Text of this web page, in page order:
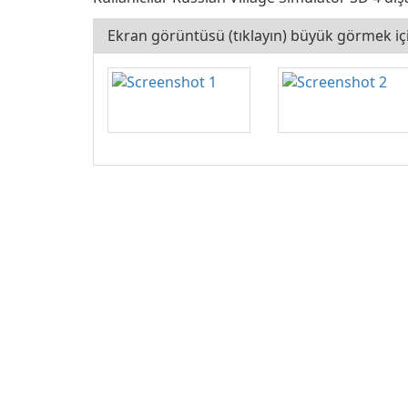
Ekran görüntüsü (tıklayın) büyük görmek